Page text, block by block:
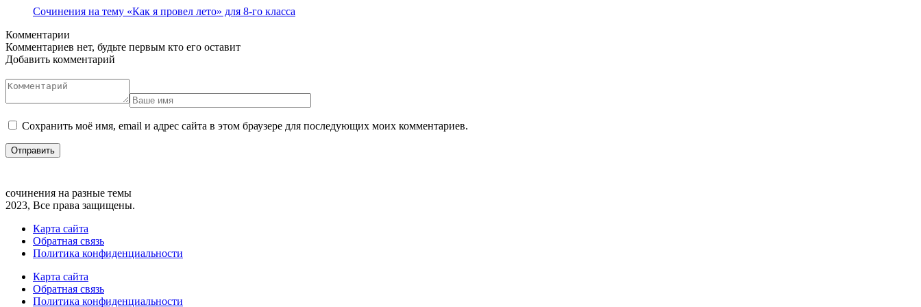
Сочинения на тему «Как я провел лето» для 8-го класса
Комментарии
Комментариев нет, будьте первым кто его оставит
Добавить комментарий
Сохранить моё имя, email и адрес сайта в этом браузере для последующих моих комментариев.
сочинения на разные темы
2023, Все права защищены.
Карта сайта
Обратная связь
Политика конфиденциальности
Карта сайта
Обратная связь
Политика конфиденциальности